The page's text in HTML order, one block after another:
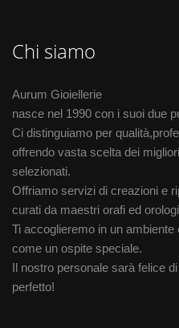
Chi siamo
Aurum Gioiellerie
nasce nel 1990 con i suoi due
Ci distinguiamo per
offrendo vasta scelta dei
selezionati.
Offriamo servizi di creazioni e
curati da maestri orafi ed
Ti accoglieremo in un
come un ospite speciale.
Il nostro personale sarà felice
perfetto!